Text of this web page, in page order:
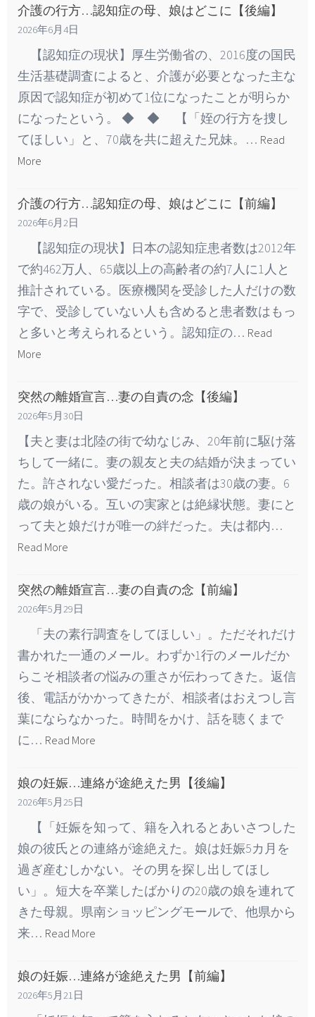
介護の行方…認知症の母、娘はどこに【後編】
2026年6月4日
【認知症の現状】厚生労働省の、2016度の国民
生活基礎調査によると、介護が必要となった主な
原因で認知症が初めて1位になったことが明らか
になったという。 ◆ ◆ 【「姪の行方を捜し
てほしい」と、70歳を共に超えた兄妹。… Read
More
介護の行方…認知症の母、娘はどこに【前編】
2026年6月2日
【認知症の現状】日本の認知症患者数は2012年
で約462万人、65歳以上の高齢者の約7人に1人と
推計されている。医療機関を受診した人だけの数
字で、受診していない人も含めると患者数はもっ
と多いと考えられるという。認知症の… Read
More
突然の離婚宣言…妻の自責の念【後編】
2026年5月30日
【夫と妻は北陸の街で幼なじみ、20年前に駆け落
ちして一緒に。妻の親友と夫の結婚が決まってい
た。許されない愛だった。相談者は30歳の妻。6
歳の娘がいる。互いの実家とは絶縁状態。妻にと
って夫と娘だけが唯一の絆だった。夫は都内…
Read More
突然の離婚宣言…妻の自責の念【前編】
2026年5月29日
「夫の素行調査をしてほしい」。ただそれだけ
書かれた一通のメール。わずか1行のメールだか
らこそ相談者の悩みの重さが伝わってきた。返信
後、電話がかかってきたが、相談者はおえつし言
葉にならなかった。時間をかけ、話を聴くまで
に… Read More
娘の妊娠…連絡が途絶えた男【後編】
2026年5月25日
【「妊娠を知って、籍を入れるとあいさつした
娘の彼氏との連絡が途絶えた。娘は妊娠5カ月を
過ぎ産むしかない。その男を探し出してほし
い」。短大を卒業したばかりの20歳の娘を連れて
きた母親。県南ショッピングモールで、他県から
来… Read More
娘の妊娠…連絡が途絶えた男【前編】
2026年5月21日